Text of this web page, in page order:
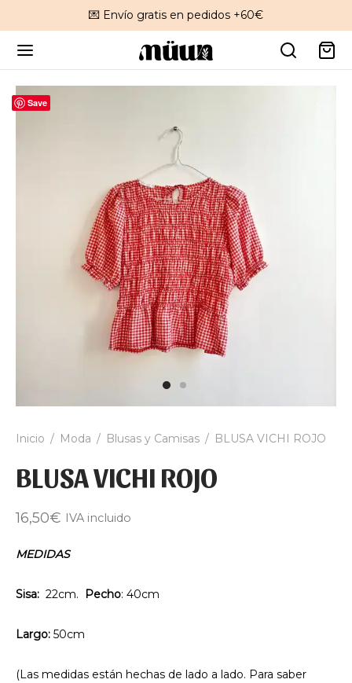
💌 Envío gratis en pedidos +60€
Save
Inicio / Moda / Blusas y Camisas / BLUSA VICHI ROJO
BLUSA VICHI ROJO
16,50€ IVA incluido
MEDIDAS
Sisa: 22cm. Pecho: 40cm
Largo: 50cm
(Las medidas están hechas de lado a lado. Para saber